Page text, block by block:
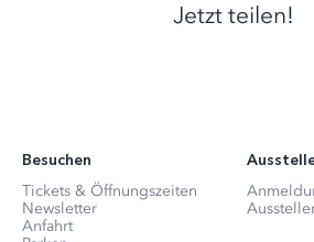
Jetzt teilen!
Besuchen
Tickets & Öffnungszeiten
Newsletter
Anfahrt